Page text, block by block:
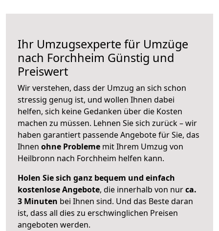
Ihr Umzugsexperte für Umzüge
nach Forchheim Günstig und
Preiswert
Wir verstehen, dass der Umzug an sich schon
stressig genug ist, und wollen Ihnen dabei
helfen, sich keine Gedanken über die Kosten
machen zu müssen. Lehnen Sie sich zurück – wir
haben garantiert passende Angebote für Sie, das
Ihnen ohne Probleme mit Ihrem Umzug von
Heilbronn nach Forchheim helfen kann.
Holen Sie sich ganz bequem und einfach
kostenlose Angebote, die innerhalb von nurca.
3 Minuten bei Ihnen sind. Und das Beste daran
ist, dass all dies zu erschwinglichen Preisen
angeboten werden.